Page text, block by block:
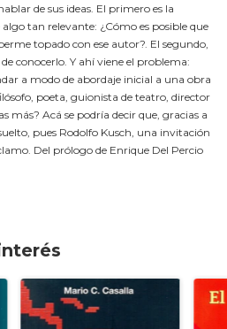
de sus ideas. El primero es la
tan relevante: ¿Cómo es posible que
topado con ese autor?. El segundo,
conocerlo. Y ahí viene el problema:
a modo de abordaje inicial a una obra
poeta, guionista de teatro, director
más? Acá se podría decir que, gracias a
pues Rodolfo Kusch, una invitación
Del prólogo de Enrique Del Percio